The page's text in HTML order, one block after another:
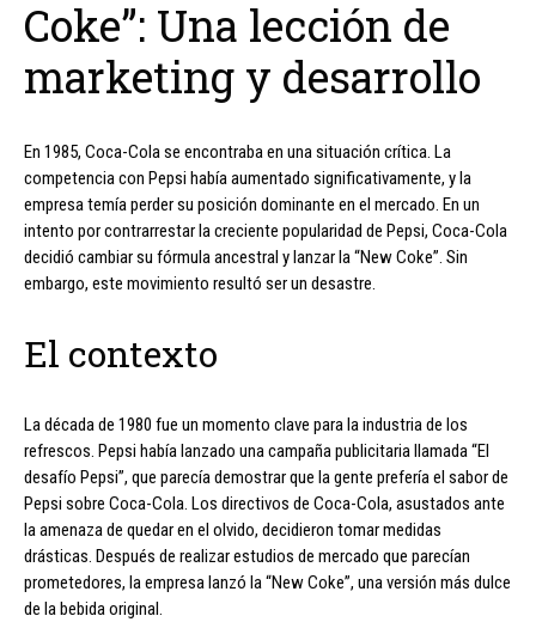
Coke”: Una lección de
marketing y desarrollo
En 1985, Coca-Cola se encontraba en una situación crítica. La
competencia con Pepsi había aumentado significativamente, y la
empresa temía perder su posición dominante en el mercado. En un
intento por contrarrestar la creciente popularidad de Pepsi, Coca-Cola
decidió cambiar su fórmula ancestral y lanzar la “New Coke”. Sin
embargo, este movimiento resultó ser un desastre.
El contexto
La década de 1980 fue un momento clave para la industria de los
refrescos. Pepsi había lanzado una campaña publicitaria llamada “El
desafío Pepsi”, que parecía demostrar que la gente prefería el sabor de
Pepsi sobre Coca-Cola. Los directivos de Coca-Cola, asustados ante
la amenaza de quedar en el olvido, decidieron tomar medidas
drásticas. Después de realizar estudios de mercado que parecían
prometedores, la empresa lanzó la “New Coke”, una versión más dulce
de la bebida original.